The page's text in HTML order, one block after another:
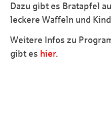
Dazu gibt es Bratapfel
leckere Waffeln und
Weitere Infos zu
gibt es hier.